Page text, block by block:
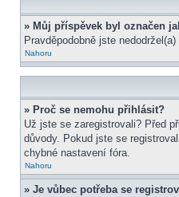
» Můj příspěvek byl označen
Pravděpodobně jste nedodržel(a)
Nahoru
» Proč se nemohu přihlásit?
Už jste se zaregistrovali? Před
důvody. Pokud jste se
chybné nastavení fóra.
Nahoru
» Je vůbec potřeba se